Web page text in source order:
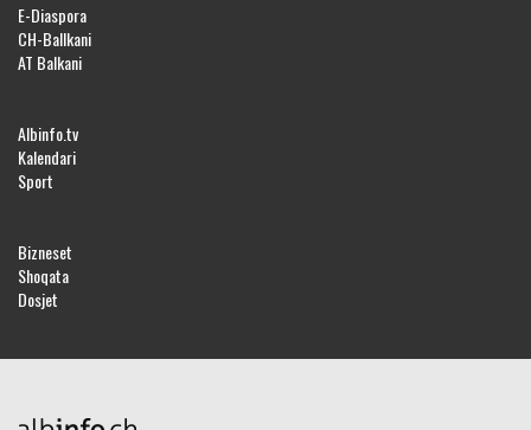
E-Diaspora
CH-Ballkani
AT Balkani
Albinfo.tv
Kalendari
Sport
Bizneset
Shoqata
Dosjet